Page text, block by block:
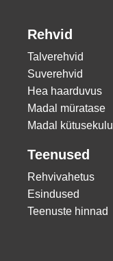
Rehvid
Talverehvid
Suverehvid
Hea haarduvus
Madal müratase
Madal kütusekulu
Teenused
Rehvivahetus
Esindused
Teenuste hinnad